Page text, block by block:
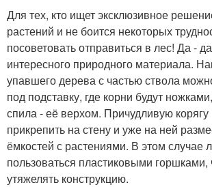
Для тех, кто ищет эксклюзивное
растений и не боится некоторых
посоветовать отправиться в лес! Да -
интересного природного материала.
упавшего дерева с частью ствола
под подставку, где корни будут
спила - её верхом. Причудливую
прикрепить на стену и уже на ней
ёмкостей с растениями. В этом случае
пользоваться пластиковыми
утяжелять конструкцию.